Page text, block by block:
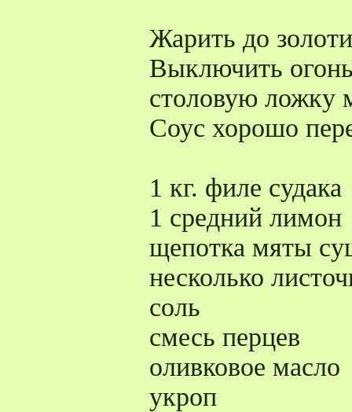
Жарить до
Выключить
столовую ложку
Соус хорошо
1 кг. филе судака
1 средний лимон
щепотка мяты
несколько
соль
смесь перцев
оливковое масло
укроп